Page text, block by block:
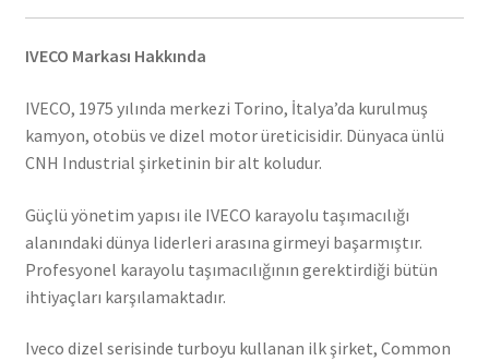
IVECO Markası Hakkında
IVECO, 1975 yılında merkezi Torino, İtalya’da kurulmuş
kamyon, otobüs ve dizel motor üreticisidir. Dünyaca ünlü
CNH Industrial şirketinin bir alt koludur.
Güçlü yönetim yapısı ile IVECO karayolu taşımacılığı
alanındaki dünya liderleri arasına girmeyi başarmıştır.
Profesyonel karayolu taşımacılığının gerektirdiği bütün
ihtiyaçları karşılamaktadır.
Iveco dizel serisinde turboyu kullanan ilk şirket, Common